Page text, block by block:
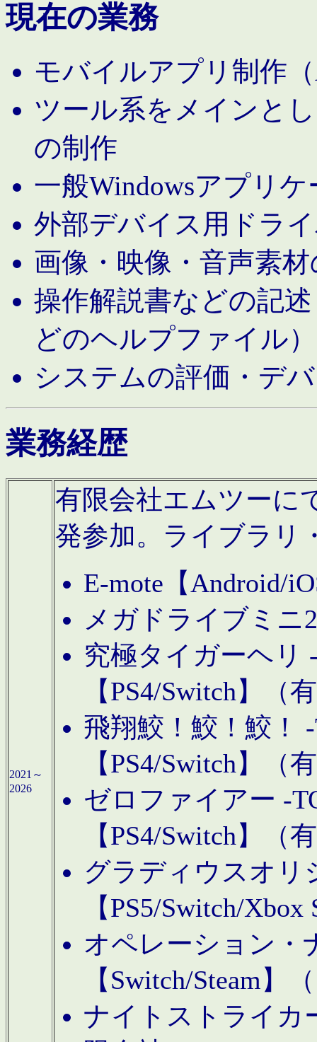
現在の業務
モバイルアプリ制作
ツール系をメインと
の制作
一般Windowsアプリ
外部デバイス用ドラ
画像・映像・音声素
操作解説書などの記
どのヘルプファイル）
システムの評価・デ
業務経歴
2021～
2026
有限会社エムツーに
発参加。ライブラリ
E-mote【Android/
メガドライブミニ
究極タイガーヘリ
【PS4/Switch】（
飛翔鮫！鮫！鮫！
【PS4/Switch】（
ゼロファイアー -
【PS4/Switch】（
グラディウスオリ
【PS5/Switch/
オペレーション・
【Switch/Steam】
ナイトストライカ